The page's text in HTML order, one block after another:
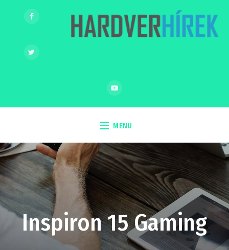
MENU
Inspiron 15 Gaming